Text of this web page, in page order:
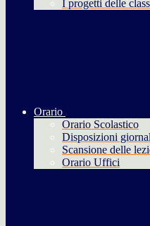
I progetti delle
Orario
Orario Scolastico
Disposizioni
Scansione delle
Orario Uffici